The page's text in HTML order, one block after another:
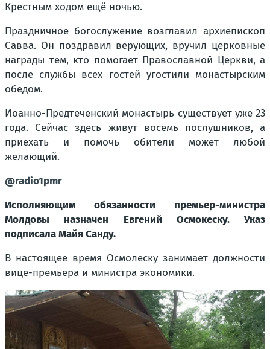
Крестным ходом ещё ночью.
Праздничное богослужение возглавил архиепископ
Савва. Он поздравил верующих, вручил церковные
награды тем, кто помогает Православной Церкви, а
после службы всех гостей угостили монастырским
обедом.
Иоанно-Предтеченский монастырь существует уже 23
года. Сейчас здесь живут восемь послушников, а
приехать и помочь обители может любой
желающий.
@radio1pmr
Исполняющим обязанности премьер-министра
Молдовы назначен Евгений Осмокеску. Указ
подписала Майя Санду.
В настоящее время Осмолеску занимает должности
вице-премьера и министра экономики.